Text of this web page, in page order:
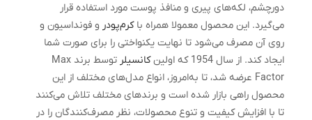
دورچشم، لکه‎‌های پیری و منافذ پوست مورد استفاده قرار
می‌‎گیرد. این محصول معمولا همراه با
کرم‎‌پودر
و فونداسیون و
روی آن مصرف می‎‌شود تا نهایت یکنواختی را برای صورت شما
ایجاد کند. از سال 1954 که اولین
کانسیلر
توسط برند Max
Factor عرضه شد، تا به‏‌امروز، انواع مدل‌‎های مختلف از این
محصول راهی بازار شده ‎است و برندهای مختلف تلاش می‎‌کنند
تا با افزایش کیفیت و تنوع محصولات، نظر مصرف‏‌کنندگان را در